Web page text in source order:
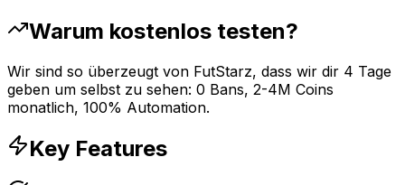
Warum kostenlos testen?
Wir sind so überzeugt von FutStarz, dass wir dir 4 Tage
geben um selbst zu sehen: 0 Bans, 2-4M Coins
monatlich, 100% Automation.
Key Features